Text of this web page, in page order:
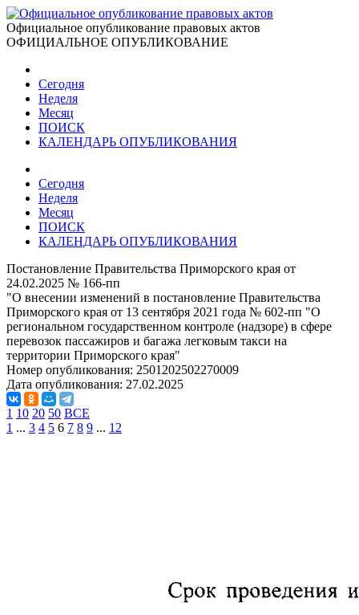
Официальное опубликование правовых актов
ОФИЦИАЛЬНОЕ ОПУБЛИКОВАНИЕ
Сегодня
Неделя
Месяц
ПОИСК
КАЛЕНДАРЬ ОПУБЛИКОВАНИЯ
Сегодня
Неделя
Месяц
ПОИСК
КАЛЕНДАРЬ ОПУБЛИКОВАНИЯ
Постановление Правительства Приморского края от
24.02.2025 № 166-пп
"О внесении изменений в постановление Правительства
Приморского края от 13 сентября 2021 года № 602-пп "О
региональном государственном контроле (надзоре) в сфере
перевозок пассажиров и багажа легковым такси на
территории Приморского края"
Номер опубликования: 2501202502270009
Дата опубликования: 27.02.2025
1 10 20 50 ВСЕ
1 ... 3 4 5 6 7 8 9 ... 12